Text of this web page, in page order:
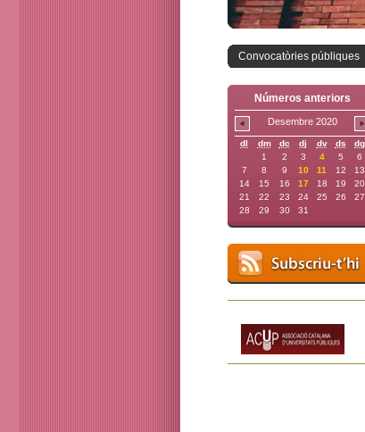
Convocatòries públiques
Números anteriors
Desembre 2020
dl dm dc dj dv ds
dg
1
2 3 4 5
6
7
8 9 10 11 12
13
14
15 16 17 18 19
20
21
22 23 24 25 26
27
28
29 30 31